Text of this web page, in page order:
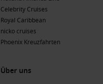
Celebrity Cruises
Royal Caribbean
nicko cruises
Phoenix Kreuzfahrten
Über uns